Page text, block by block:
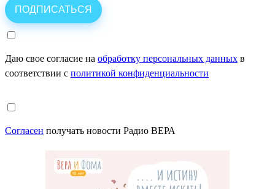
Даю свое согласие на обработку персональных данных в
соответствии с политикой конфиденциальности
Согласен получать новости Радио ВЕРА